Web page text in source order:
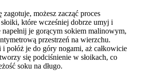
możesz zacząć proces
które wcześniej dobrze umyj i
je gorącym sokiem malinowym,
przestrzeń na wierzchu.
i połóż je do góry nogami, aż całkowicie
się podciśnienie w słoikach, co
soku na długo.